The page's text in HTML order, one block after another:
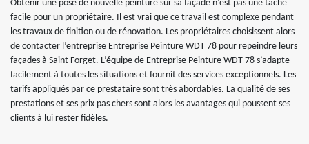
Obtenir une pose de nouvelle peinture sur sa façade n’est pas une tâche
facile pour un propriétaire. Il est vrai que ce travail est complexe pendant
les travaux de finition ou de rénovation. Les propriétaires choisissent alors
de contacter l’entreprise Entreprise Peinture WDT 78 pour repeindre leurs
façades à Saint Forget. L’équipe de Entreprise Peinture WDT 78 s’adapte
facilement à toutes les situations et fournit des services exceptionnels. Les
tarifs appliqués par ce prestataire sont très abordables. La qualité de ses
prestations et ses prix pas chers sont alors les avantages qui poussent ses
clients à lui rester fidèles.